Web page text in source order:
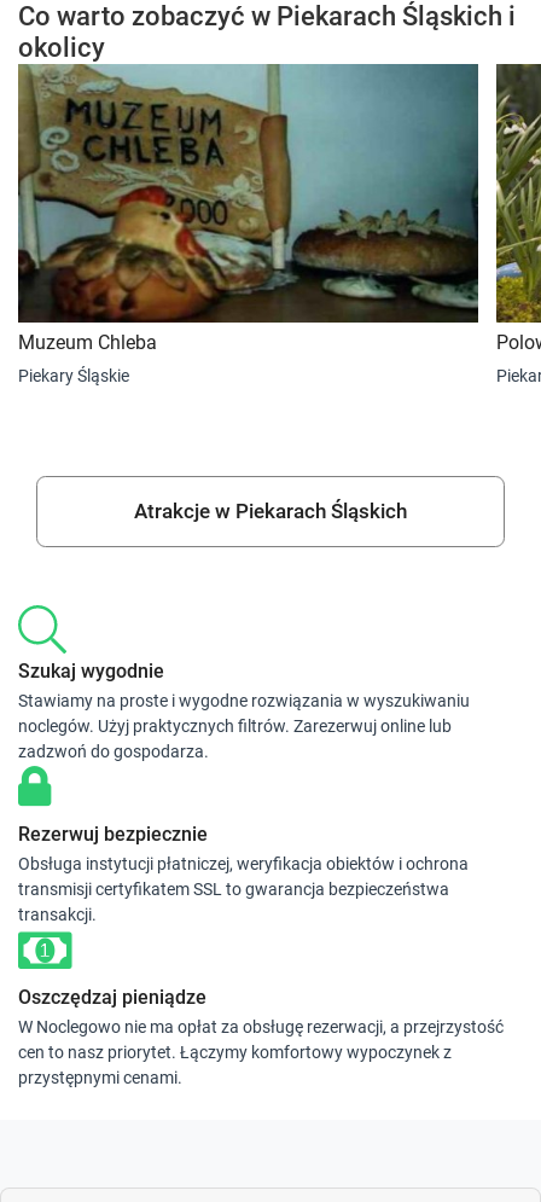
Co warto zobaczyć w Piekarach Śląskich i
okolicy
Muzeum Chleba
Piekary Śląskie
Atrakcje w Piekarach Śląskich
Szukaj wygodnie
Stawiamy na proste i wygodne rozwiązania w wyszukiwaniu
noclegów. Użyj praktycznych filtrów. Zarezerwuj online lub
zadzwoń do gospodarza.
Rezerwuj bezpiecznie
Obsługa instytucji płatniczej, weryfikacja obiektów i ochrona
transmisji certyfikatem SSL to gwarancja bezpieczeństwa
transakcji.
Oszczędzaj pieniądze
W Noclegowo nie ma opłat za obsługę rezerwacji, a przejrzystość
cen to nasz priorytet. Łączymy komfortowy wypoczynek z
przystępnymi cenami.